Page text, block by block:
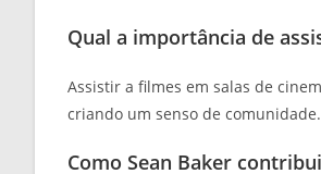
Qual a importância de
Assistir a filmes em salas de
criando um senso de comunidade.
Como Sean Baker